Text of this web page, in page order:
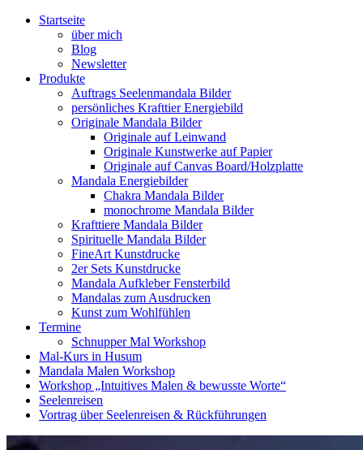
Startseite
über mich
Blog
Newsletter
Produkte
Auftrags Seelenmandala Bilder
persönliches Krafttier Energiebild
Originale Mandala Bilder
Originale auf Leinwand
Originale Kunstwerke auf Papier
Originale auf Canvas Board/Holzplatte
Mandala Energiebilder
Chakra Mandala Bilder
monochrome Mandala Bilder
Krafttiere Mandala Bilder
Spirituelle Mandala Bilder
FineArt Kunstdrucke
2er Sets Kunstdrucke
Mandala Aufkleber Fensterbild
Mandalas zum Ausdrucken
Kunst zum Wohlfühlen
Termine
Schnupper Mal Workshop
Mal-Kurs in Husum
Mandala Malen Workshop
Workshop „Intuitives Malen & bewusste Worte“
Seelenreisen
Vortrag über Seelenreisen & Rückführungen